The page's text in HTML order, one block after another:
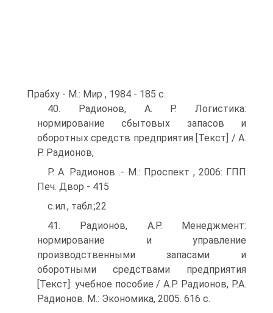
Прабху - М.: Мир , 1984 - 185 с.
40. Радионов, А. Р. Логистика:
нормирование сбытовых запасов и
оборотных средств предприятия [Текст] / А.
Р. Радионов,
Р. А. Радионов .- М.: Проспект , 2006: ГПП
Печ. Двор - 415
с.ил., табл.;22
41. Радионов, А.Р. Менеджмент:
нормирование и управление
производственными запасами и
оборотными средствами предприятия
[Текст]: учебное пособие / А.Р. Радионов, Р.А.
Радионов. М.: Экономика, 2005. 616 с.